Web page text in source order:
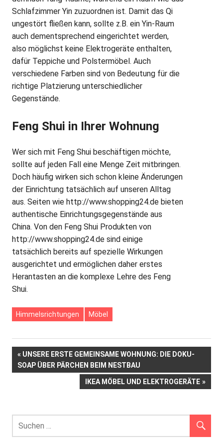
Schlafzimmer Yin zuzuordnen ist. Damit das Qi
ungestört fließen kann, sollte z.B. ein Yin-Raum
auch dementsprechend eingerichtet werden,
also möglichst keine Elektrogeräte enthalten,
dafür Teppiche und Polstermöbel. Auch
verschiedene Farben sind von Bedeutung für die
richtige Platzierung unterschiedlicher
Gegenstände.
Feng Shui in Ihrer Wohnung
Wer sich mit Feng Shui beschäftigen möchte,
sollte auf jeden Fall eine Menge Zeit mitbringen.
Doch häufig wirken sich schon kleine Änderungen
der Einrichtung tatsächlich auf unseren Alltag
aus. Seiten wie http://www.shopping24.de bieten
authentische Einrichtungsgegenstände aus
China. Von den Feng Shui Produkten von
http://www.shopping24.de sind einige
tatsächlich bereits auf spezielle Wirkungen
ausgerichtet und ermöglichen daher erstes
Herantasten an die komplexe Lehre des Feng
Shui.
Himmelsrichtungen Möbel
Beitrags-
Navigation
VORHERIGER
BEITRAG:
UNSERE ERSTE GEMEINSAME WOHNUNG: DIE DOKU-
SOAP ÜBER PÄRCHEN BEIM NESTBAU
NÄCHSTER
IKEA MÖBEL UND ELEKTROGERÄTE